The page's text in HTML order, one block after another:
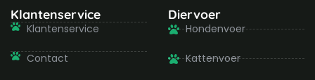
o g
t
e
r
u
b
e
Klantenservice
Klantenservice
Contact
Diervoer
Hondenvoer
Kattenvoer